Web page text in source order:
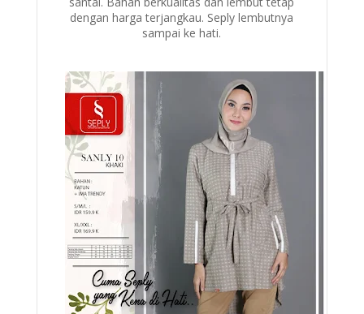
dengan harga terjangkau. Seply lembutnya
sampai ke hati.